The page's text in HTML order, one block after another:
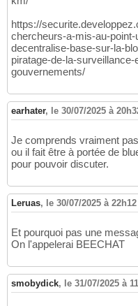
https://
chercheurs-a-mis-au-
decentralise-base-sur-la-
piratage-de-la-
gouvernements/
earhater, le 30/07/2025 à
Je comprends vraiment
ou il fait être à portée de
pour pouvoir discuter.
Leruas, le 30/07/2025 à 22h12
Et pourquoi pas une
On l'appelerai BEECHAT
smobydick, le 31/07/2025 à